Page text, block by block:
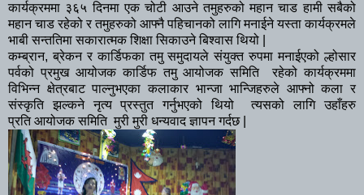
कार्यक्रममा ३६५ दिनमा एक चोटी आउने तमुहरुको महान चाड हामी सबैको
महान चाड रहेको र तमुहरुको आफ्नै पहिचानको लागि मनाईने यस्ता कार्यक्रमले
भाबी सन्ततिमा सकारात्मक शिक्षा सिकाउने बिश्वास थियो |
कम्ब्रान, ब्रेकन र कार्डिफका तमु समुदायले संयुक्त रुपमा मनाईएको ल्होसार
पर्वको प्रमुख आयोजक कार्डिफ तमु आयोजक समिति रहेको कार्यक्रममा
विभिन्न क्षेत्रबाट पाल्नुभएका कलाकार भान्जा भान्जिहरुले आफ्नो कला र
संस्कृति झल्कने नृत्य प्रस्तुत गर्नुभएको थियो त्यसको लागि उहाँहरु
प्रति आयोजक समिति मुरी मुरी धन्यवाद ज्ञापन गर्दछ |